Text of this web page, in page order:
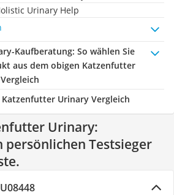
Urinary Help
Kaufberatung: So wählen Sie
aus dem obigen Katzenfutter
Urinary Vergleich
Urinary:
persönlichen Testsieger